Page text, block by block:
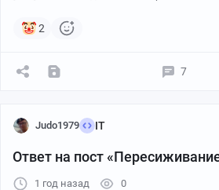
2
7
Judo1979 IT
Ответ на пост
1 год назад 0